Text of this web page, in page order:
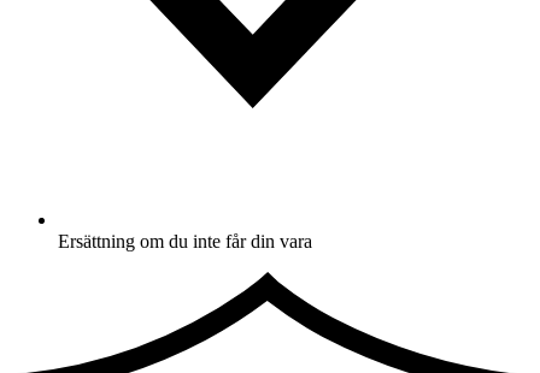
Ersättning om du inte får din vara